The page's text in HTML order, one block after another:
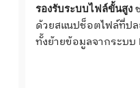
รองรับระบบไฟล์ขั้นสูง
ด้วยสแนปช็อตไฟล์ที่ป
ทั้งย้ายข้อมูลจากระบบ